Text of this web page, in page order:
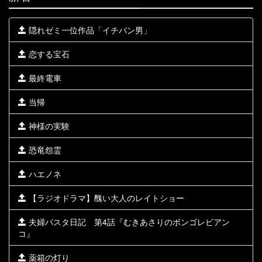
隠れゼミ一位作品「イチバン男」
恋する宝石
最終電車
当帰
神様の実験
恐竜怨霊
ハエノネ
【ラジオドラマ】醜い大人のレイトショー
夫婦パスタ日記 第4話『むきあさりのボンゴレビアン
コ』
薬箱の灯り